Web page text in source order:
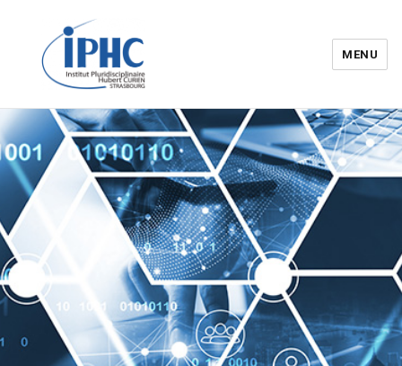
Institut pluridisciplinaire Hubert
Curien – IPHC
MENU